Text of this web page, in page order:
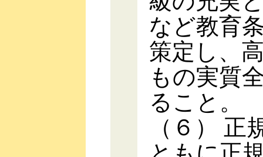
など教育
策定し、
もの実質
ること。
（６）